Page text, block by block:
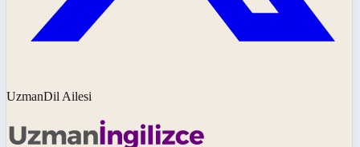
UzmanDil Ailesi